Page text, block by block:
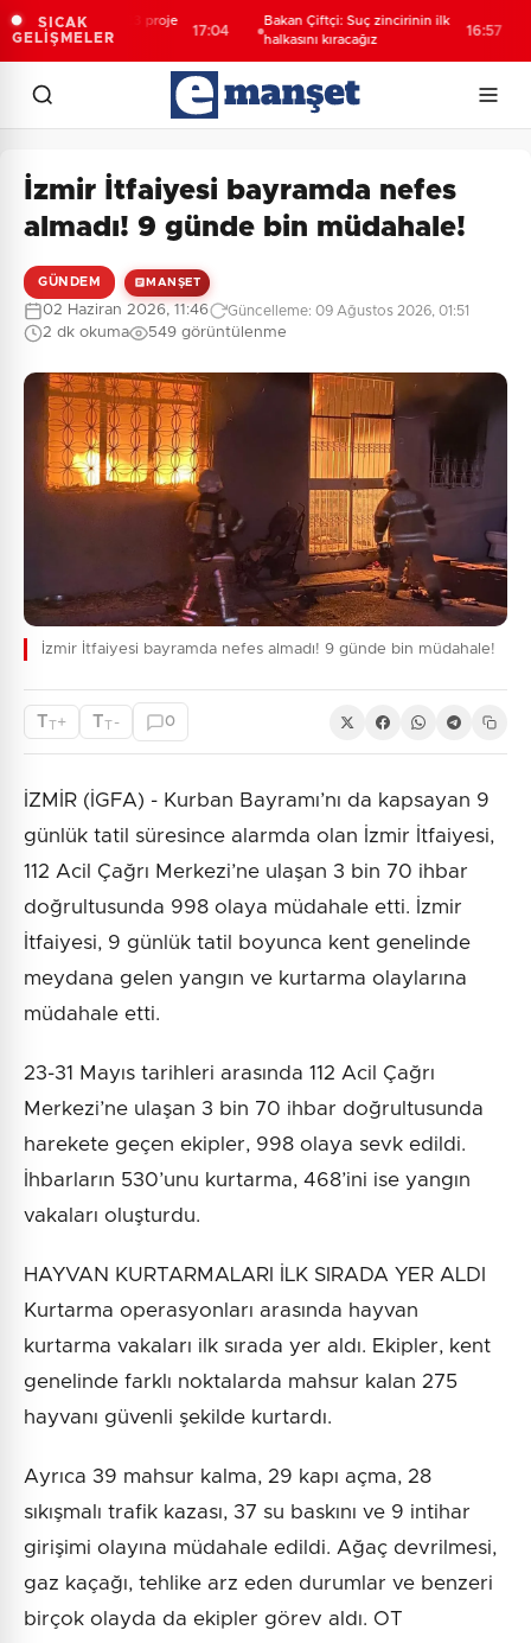
SICAK
GELİŞMELER
Lirası’nda 23 proje
faza geçti
17:04
Bakan Çiftçi: Suç zincirinin ilk
halkasını kıracağız
16:57
İzmir İtfaiyesi bayramda nefes
almadı! 9 günde bin müdahale!
GÜNDEM MANŞET
02 Haziran 2026, 11:46 Güncelleme: 09 Ağustos 2026, 01:51
2 dk okuma 549 görüntülenme
İzmir İtfaiyesi bayramda nefes almadı! 9 günde bin müdahale!
TT+ TT - 0
İZMİR (İGFA) - Kurban Bayramı’nı da kapsayan 9
günlük tatil süresince alarmda olan İzmir İtfaiyesi,
112 Acil Çağrı Merkezi’ne ulaşan 3 bin 70 ihbar
doğrultusunda 998 olaya müdahale etti. İzmir
İtfaiyesi, 9 günlük tatil boyunca kent genelinde
meydana gelen yangın ve kurtarma olaylarına
müdahale etti.
23-31 Mayıs tarihleri arasında 112 Acil Çağrı
Merkezi’ne ulaşan 3 bin 70 ihbar doğrultusunda
harekete geçen ekipler, 998 olaya sevk edildi.
İhbarların 530’unu kurtarma, 468’ini ise yangın
vakaları oluşturdu.
HAYVAN KURTARMALARI İLK SIRADA YER ALDI
Kurtarma operasyonları arasında hayvan
kurtarma vakaları ilk sırada yer aldı. Ekipler, kent
genelinde farklı noktalarda mahsur kalan 275
hayvanı güvenli şekilde kurtardı.
Ayrıca 39 mahsur kalma, 29 kapı açma, 28
sıkışmalı trafik kazası, 37 su baskını ve 9 intihar
girişimi olayına müdahale edildi. Ağaç devrilmesi,
gaz kaçağı, tehlike arz eden durumlar ve benzeri
birçok olayda da ekipler görev aldı. OT